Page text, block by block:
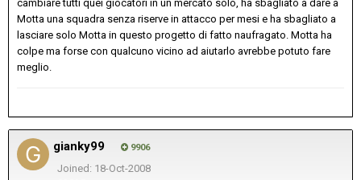
cambiare tutti quei giocatori in un mercato solo, ha sbagliato a dare a
Motta una squadra senza riserve in attacco per mesi e ha sbagliato a
lasciare solo Motta in questo progetto di fatto naufragato. Motta ha
colpe ma forse con qualcuno vicino ad aiutarlo avrebbe potuto fare
meglio.
gianky99 9906
Joined: 18-Oct-2008